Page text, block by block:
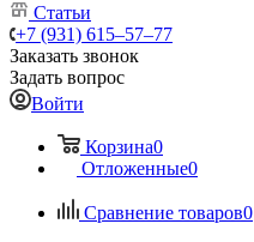
Статьи
+7 (931) 615‒57‒77
Заказать звонок
Задать вопрос
Войти
Корзина0
Отложенные0
Сравнение товаров0